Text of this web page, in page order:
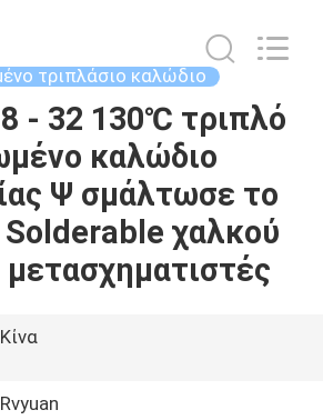
τριπλάσιο καλώδιο
- 32 130℃ τριπλό
καλώδιο
Ψ σμάλτωσε το
χαλκού
μετασχηματιστές
Κίνα
Rvyuan